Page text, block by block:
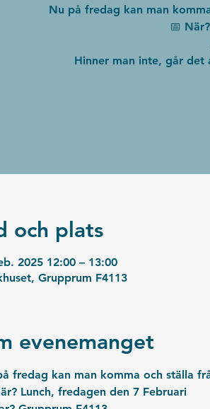
Nu på fredag kan man
📅
Hinner man inte, går
och plats
2025 12:00 – 13:00
Grupprum F4113
evenemanget
fredag kan man komma och ställa
Lunch, fredagen den 7 Februari